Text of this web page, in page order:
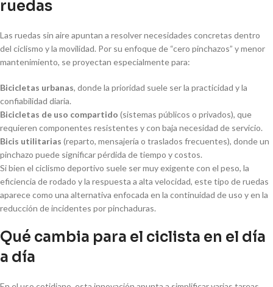
ruedas
Las ruedas sin aire apuntan a resolver necesidades concretas dentro
del ciclismo y la movilidad. Por su enfoque de “cero pinchazos” y menor
mantenimiento, se proyectan especialmente para:
Bicicletas urbanas, donde la prioridad suele ser la practicidad y la
confiabilidad diaria.
Bicicletas de uso compartido (sistemas públicos o privados), que
requieren componentes resistentes y con baja necesidad de servicio.
Bicis utilitarias (reparto, mensajería o traslados frecuentes), donde un
pinchazo puede significar pérdida de tiempo y costos.
Si bien el ciclismo deportivo suele ser muy exigente con el peso, la
eficiencia de rodado y la respuesta a alta velocidad, este tipo de ruedas
aparece como una alternativa enfocada en la continuidad de uso y en la
reducción de incidentes por pinchaduras.
Qué cambia para el ciclista en el día
a día